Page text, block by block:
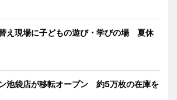
え現場に子どもの遊び・学びの場 夏休
池袋店が移転オープン 約5万枚の在庫を